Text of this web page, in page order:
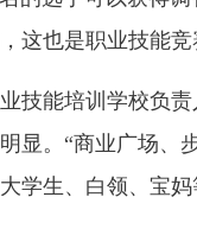
这也是职业技能
技能培训学校负
显。“商业广场、
学生、白领、宝